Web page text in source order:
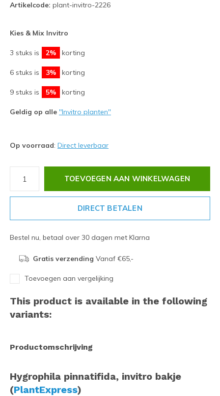
Artikelcode: plant-invitro-2226
Kies & Mix Invitro
3 stuks is 2% korting
6 stuks is 3% korting
9 stuks is 5% korting
Geldig op alle ''Invitro planten''
Op voorraad: Direct leverbaar
TOEVOEGEN AAN WINKELWAGEN
DIRECT BETALEN
Bestel nu, betaal over 30 dagen met Klarna
Gratis verzending Vanaf €65,-
Toevoegen aan vergelijking
This product is available in the following
variants:
Productomschrijving
Hygrophila pinnatifida, invitro bakje
(PlantExpress)